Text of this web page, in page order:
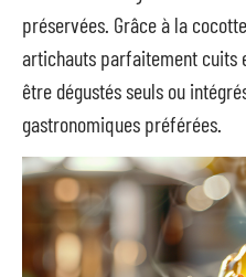
préservées. Grâce à la
artichauts parfaitement cuits
être dégustés seuls ou
gastronomiques préférées.